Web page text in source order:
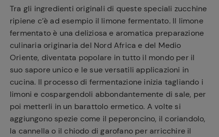
Tra gli ingredienti originali di queste speciali zucchine
ripiene c’è ad esempio il limone fermentato. Il limone
fermentato è una deliziosa e aromatica preparazione
culinaria originaria del Nord Africa e del Medio
Oriente, diventata popolare in tutto il mondo per il
suo sapore unico e le sue versatili applicazioni in
cucina. Il processo di fermentazione inizia tagliando i
limoni e cospargendoli abbondantemente di sale, per
poi metterli in un barattolo ermetico. A volte si
aggiungono spezie come il peperoncino, il coriandolo,
la cannella o il chiodo di garofano per arricchire il